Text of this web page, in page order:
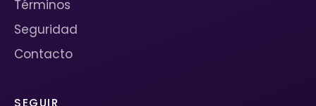
Términos
Seguridad
Contacto